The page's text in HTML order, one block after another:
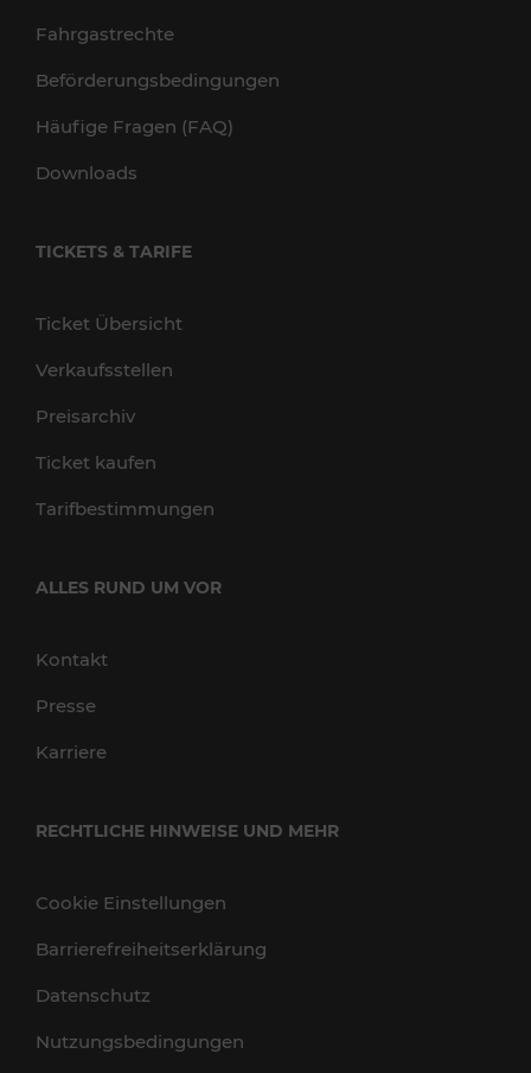
Fahrgastrechte
Beförderungsbedingungen
Häufige Fragen (FAQ)
Downloads
TICKETS & TARIFE
Ticket Übersicht
Verkaufsstellen
Preisarchiv
Ticket kaufen
Tarifbestimmungen
ALLES RUND UM VOR
Kontakt
Presse
Karriere
RECHTLICHE HINWEISE UND MEHR
Cookie Einstellungen
Barrierefreiheitserklärung
Datenschutz
Nutzungsbedingungen